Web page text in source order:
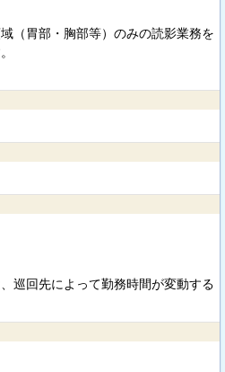
（胃部・胸部等）のみの読影業務を
巡回先によって勤務時間が変動する